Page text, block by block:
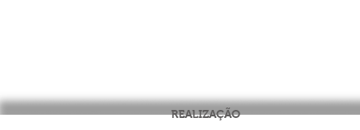
REALIZAÇÃO